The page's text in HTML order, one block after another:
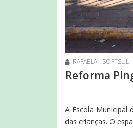
RAFAELA - SOFTSUL
Reforma
A Escola Municipal
das crianças. O